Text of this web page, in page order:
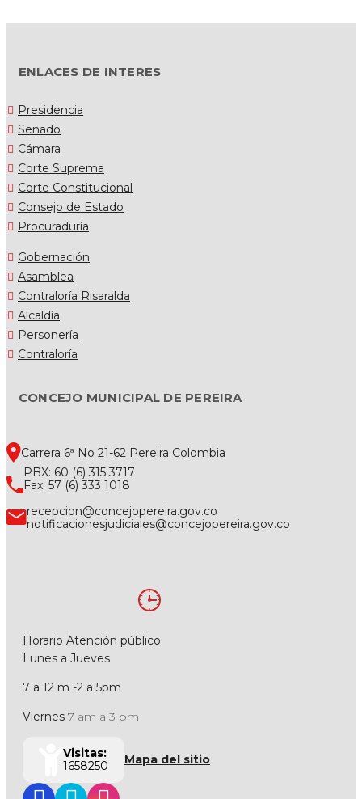
ENLACES DE INTERES
Presidencia
Senado
Cámara
Corte Suprema
Corte Constitucional
Consejo de Estado
Procuraduría
Gobernación
Asamblea
Contraloría Risaralda
Alcaldía
Personería
Contraloría
CONCEJO MUNICIPAL DE PEREIRA
Carrera 6ª No 21-62 Pereira Colombia
PBX: 60 (6) 315 3717
Fax: 57 (6) 333 1018
recepcion@concejopereira.gov.co
notificacionesjudiciales@concejopereira.gov.co
Horario Atención público
Lunes a Jueves
7 a 12 m -2 a 5pm
Viernes 7 am a 3 pm
Visitas:
1658250
Mapa del sitio